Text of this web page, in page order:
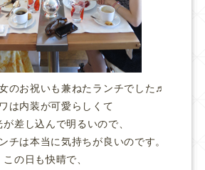
のお祝いも兼ねたランチでした♬
は内装が可愛らしくて
が差し込んで明るいので、
チは本当に気持ちが良いのです。
この日も快晴で、